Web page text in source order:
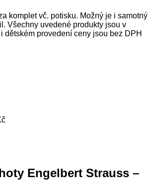
komplet vč. potisku. Možný je i samotný
Všechny uvedené produkty jsou v
dětském provedení ceny jsou bez DPH
Engelbert Strauss –